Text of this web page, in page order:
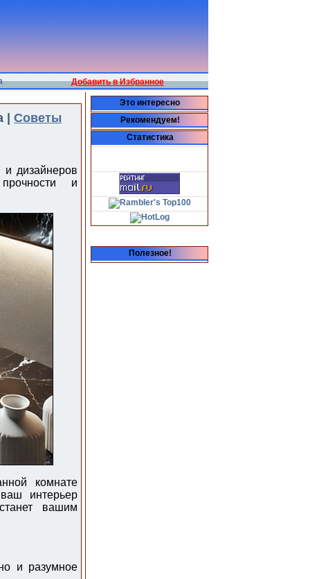
Добавить в Избранное
| Советы
дизайнеров
и
комнате
интерьер
вашим
и разумное
Это интересно
Рекомендуем!
Статистика
Полезное!